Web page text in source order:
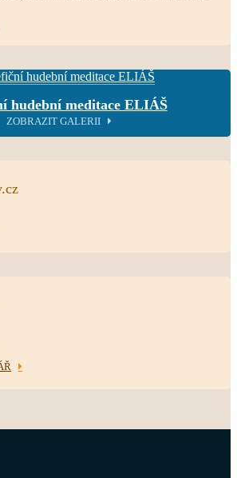
hudební meditace ELIÁŠ
ZOBRAZIT GALERII